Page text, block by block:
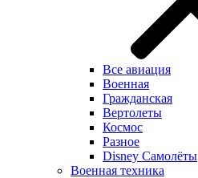
Все авиация
Военная
Гражданская
Вертолеты
Космос
Разное
Disney Самолёты
Военная техника